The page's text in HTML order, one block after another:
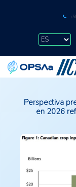
Perspectiva
en 2026